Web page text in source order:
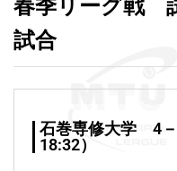
春季リーグ戦
試合
石巻専修大学 4
18:32）